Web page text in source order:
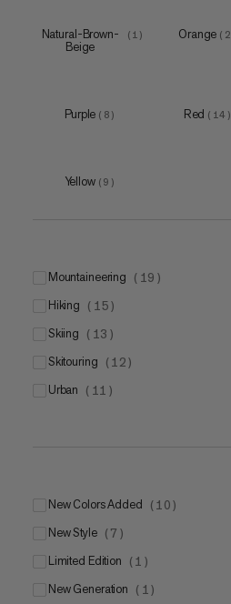
Natural-Brown-
Beige
( 1 ) Orange ( 2
Purple ( 8 ) Red ( 14 )
Yellow ( 9 )
mountaineering ( 19 )
hiking ( 15 )
skiing ( 13 )
skitouring ( 12 )
urban ( 11 )
New Colors Added ( 10 )
New Style ( 7 )
Limited Edition ( 1 )
New Generation ( 1 )